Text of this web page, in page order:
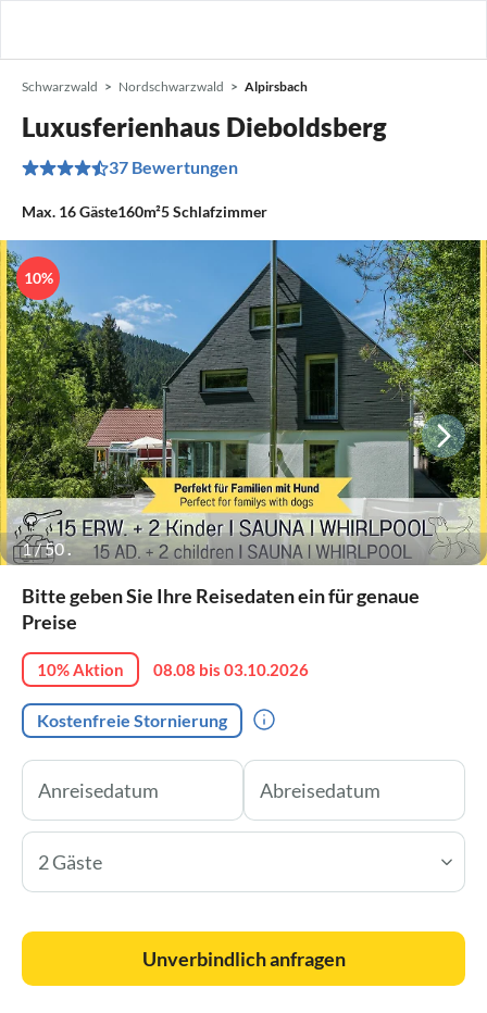
Schwarzwald Nordschwarzwald Alpirsbach
Luxusferienhaus Dieboldsberg
37 Bewertungen
Max. 16Gäste160m²5Schlafzimmer
1/50
10%
Bitte geben Sie Ihre Reisedaten ein für genaue
Preise
10% Aktion 08.08 bis 03.10.2026
Kostenfreie Stornierung
2 Gäste
Unverbindlich anfragen